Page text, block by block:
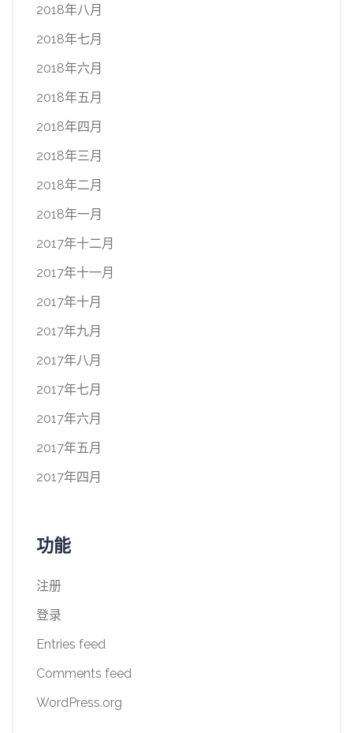
2018年八月
2018年七月
2018年六月
2018年五月
2018年四月
2018年三月
2018年二月
2018年一月
2017年十二月
2017年十一月
2017年十月
2017年九月
2017年八月
2017年七月
2017年六月
2017年五月
2017年四月
功能
注册
登录
Entries feed
Comments feed
WordPress.org